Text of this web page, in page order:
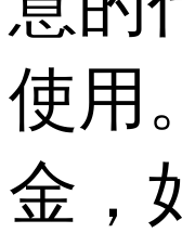
使用
金，